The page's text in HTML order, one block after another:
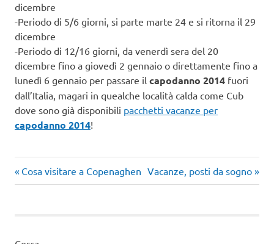
dicembre
-Periodo di 5/6 giorni, si parte marte 24 e si ritorna il 29
dicembre
-Periodo di 12/16 giorni, da venerdì sera del 20
dicembre fino a giovedì 2 gennaio o direttamente fino a
lunedì 6 gennaio per passare il capodanno 2014 fuori
dall’Italia, magari in quealche località calda come Cub
dove sono già disponibili pacchetti vacanze per
capodanno 2014!
Navigazione
Articolo
precedente:
Cosa visitare a Copenaghen Articolo
successivo:
Vacanze, posti da sogno